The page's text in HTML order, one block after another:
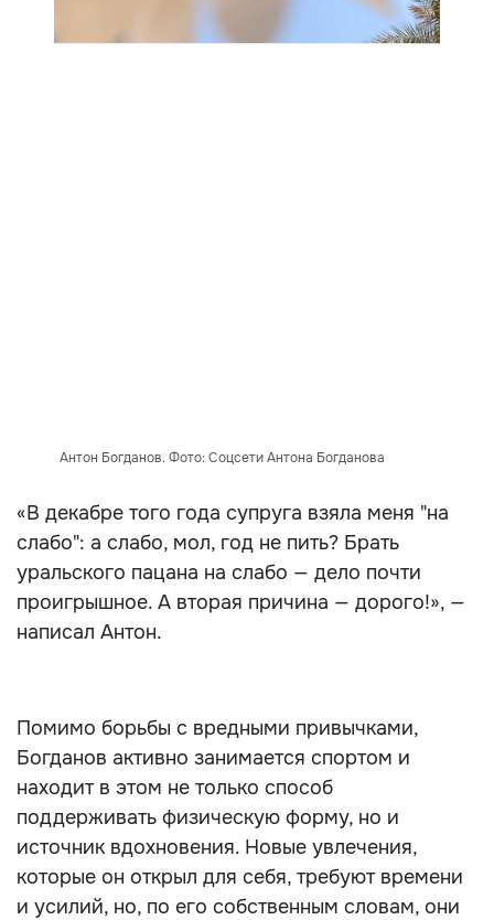
Антон Богданов. Фото: Соцсети Антона Богданова
«В декабре того года супруга взяла меня "на
слабо": а слабо, мол, год не пить? Брать
уральского пацана на слабо — дело почти
проигрышное. А вторая причина — дорого!», —
написал Антон.
Помимо борьбы с вредными привычками,
Богданов активно занимается спортом и
находит в этом не только способ
поддерживать физическую форму, но и
источник вдохновения. Новые увлечения,
которые он открыл для себя, требуют времени
и усилий, но, по его собственным словам, они